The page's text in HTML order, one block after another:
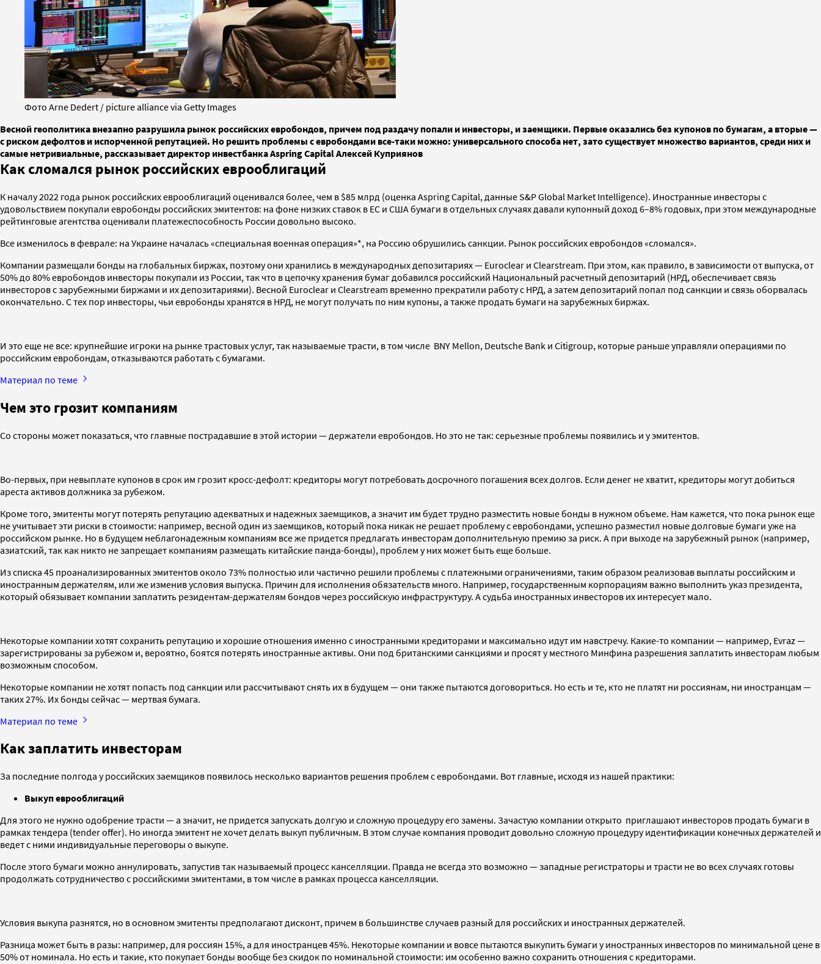
Фото Arne Dedert / picture alliance via Getty Images
Весной геополитика внезапно разрушила рынок российских евробондов, причем под раздачу попали и инвесторы, и заемщики. Первые оказались без купонов по бумагам, а вторые —
с риском дефолтов и испорченной репутацией. Но решить проблемы с евробондами все-таки можно: универсального способа нет, зато существует множество вариантов, среди них и
самые нетривиальные, рассказывает директор инвестбанка Aspring Capital Алексей Куприянов
Как сломался рынок российских еврооблигаций
К началу 2022 года рынок российских еврооблигаций оценивался более, чем в $85 млрд (оценка Aspring Capital, данные S&P Global Market Intelligence). Иностранные инвесторы с
удовольствием покупали евробонды российских эмитентов: на фоне низких ставок в ЕС и США бумаги в отдельных случаях давали купонный доход 6–8% годовых, при этом международные
рейтинговые агентства оценивали платежеспособность России довольно высоко.
Все изменилось в феврале: на Украине началась «специальная военная операция»*, на Россию обрушились санкции. Рынок российских евробондов «сломался».
Компании размещали бонды на глобальных биржах, поэтому они хранились в международных депозитариях — Euroclear и Clearstream. При этом, как правило, в зависимости от выпуска, от
50% до 80% евробондов инвесторы покупали из России, так что в цепочку хранения бумаг добавился российский Национальный расчетный депозитарий (НРД, обеспечивает связь
инвесторов с зарубежными биржами и их депозитариями). Весной Euroclear и Clearstream временно прекратили работу с НРД, а затем депозитарий попал под санкции и связь оборвалась
окончательно. С тех пор инвесторы, чьи евробонды хранятся в НРД, не могут получать по ним купоны, а также продать бумаги на зарубежных биржах.
И это еще не все: крупнейшие игроки на рынке трастовых услуг, так называемые трасти, в том числе BNY Mellon, Deutsche Bank и Citigroup, которые раньше управляли операциями по
российским евробондам, отказываются работать с бумагами.
Материал по теме
Чем это грозит компаниям
Со стороны может показаться, что главные пострадавшие в этой истории — держатели евробондов. Но это не так: серьезные проблемы появились и у эмитентов.
Во-первых, при невыплате купонов в срок им грозит кросс-дефолт: кредиторы могут потребовать досрочного погашения всех долгов. Если денег не хватит, кредиторы могут добиться
ареста активов должника за рубежом.
Кроме того, эмитенты могут потерять репутацию адекватных и надежных заемщиков, а значит им будет трудно разместить новые бонды в нужном объеме. Нам кажется, что пока рынок еще
не учитывает эти риски в стоимости: например, весной один из заемщиков, который пока никак не решает проблему с евробондами, успешно разместил новые долговые бумаги уже на
российском рынке. Но в будущем неблагонадежным компаниям все же придется предлагать инвесторам дополнительную премию за риск. А при выходе на зарубежный рынок (например,
азиатский, так как никто не запрещает компаниям размещать китайские панда-бонды), проблем у них может быть еще больше.
Из списка 45 проанализированных эмитентов около 73% полностью или частично решили проблемы с платежными ограничениями, таким образом реализовав выплаты российским и
иностранным держателям, или же изменив условия выпуска. Причин для исполнения обязательств много. Например, государственным корпорациям важно выполнить указ президента,
который обязывает компании заплатить резидентам-держателям бондов через российскую инфраструктуру. А судьба иностранных инвесторов их интересует мало.
Некоторые компании хотят сохранить репутацию и хорошие отношения именно с иностранными кредиторами и максимально идут им навстречу. Какие-то компании — например, Evraz —
зарегистрированы за рубежом и, вероятно, боятся потерять иностранные активы. Они под британскими санкциями и просят у местного Минфина разрешения заплатить инвесторам любым
возможным способом.
Некоторые компании не хотят попасть под санкции или рассчитывают снять их в будущем — они также пытаются договориться. Но есть и те, кто не платят ни россиянам, ни иностранцам —
таких 27%. Их бонды сейчас — мертвая бумага.
Материал по теме
Как заплатить инвесторам
За последние полгода у российских заемщиков появилось несколько вариантов решения проблем с евробондами. Вот главные, исходя из нашей практики:
Выкуп еврооблигаций
Для этого не нужно одобрение трасти — а значит, не придется запускать долгую и сложную процедуру его замены. Зачастую компании открыто приглашают инвесторов продать бумаги в
рамках тендера (tender offer). Но иногда эмитент не хочет делать выкуп публичным. В этом случае компания проводит довольно сложную процедуру идентификации конечных держателей и
ведет с ними индивидуальные переговоры о выкупе.
После этого бумаги можно аннулировать, запустив так называемый процесс канселляции. Правда не всегда это возможно — западные регистраторы и трасти не во всех случаях готовы
продолжать сотрудничество с российскими эмитентами, в том числе в рамках процесса канселляции.
Условия выкупа разнятся, но в основном эмитенты предполагают дисконт, причем в большинстве случаев разный для российских и иностранных держателей.
Разница может быть в разы: например, для россиян 15%, а для иностранцев 45%. Некоторые компании и вовсе пытаются выкупить бумаги у иностранных инвесторов по минимальной цене в
50% от номинала. Но есть и такие, кто покупает бонды вообще без скидок по номинальной стоимости: им особенно важно сохранить отношения с кредиторами.